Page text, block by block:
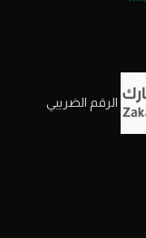
الرقم الضريبي